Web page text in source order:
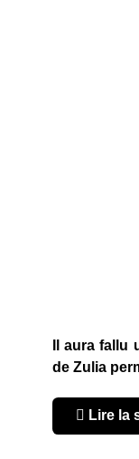
Il aura
de Zulia
Lire la